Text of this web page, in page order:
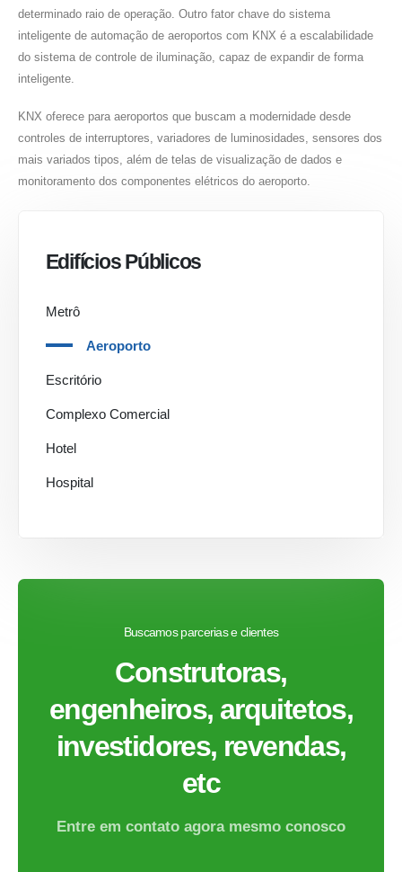
determinado raio de operação. Outro fator chave do sistema
inteligente de automação de aeroportos com KNX é a escalabilidade
do sistema de controle de iluminação, capaz de expandir de forma
inteligente.
KNX oferece para aeroportos que buscam a modernidade desde
controles de interruptores, variadores de luminosidades, sensores dos
mais variados tipos, além de telas de visualização de dados e
monitoramento dos componentes elétricos do aeroporto.
Edifícios Públicos
Metrô
Aeroporto
Escritório
Complexo Comercial
Hotel
Hospital
Buscamos parcerias e clientes
Construtoras,
engenheiros, arquitetos,
investidores, revendas,
etc
Entre em contato agora mesmo conosco